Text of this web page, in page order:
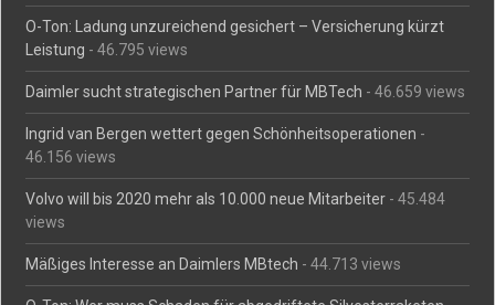
O-Ton: Ladung unzureichend gesichert – Versicherung kürzt
Leistung - 46.795 views
Daimler sucht strategischen Partner für MBTech - 46.659 views
Ingrid van Bergen wettert gegen Schönheitsoperationen -
46.156 views
Volvo will bis 2020 mehr als 10.000 neue Mitarbeiter - 45.484
views
Mäßiges Interesse an Daimlers MBtech - 44.713 views